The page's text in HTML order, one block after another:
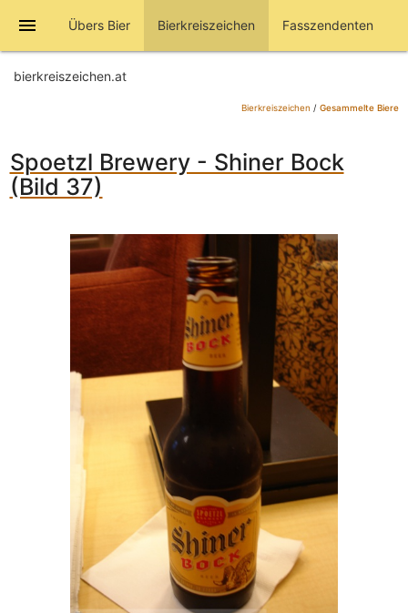
menu Übers Bier Bierkreiszeichen Fasszendenten
bierkreiszeichen.at
Bierkreiszeichen / Gesammelte Biere
Spoetzl Brewery - Shiner Bock
(Bild 37)